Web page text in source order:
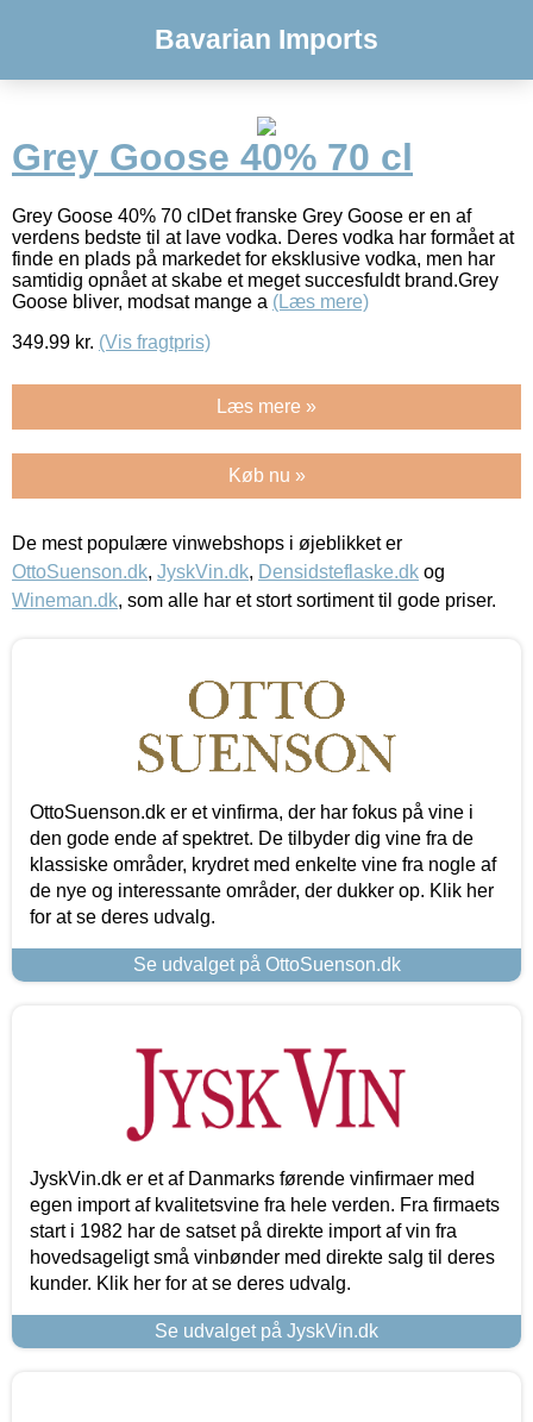
Bavarian Imports
Grey Goose 40% 70 cl
Grey Goose 40% 70 clDet franske Grey Goose er en af
verdens bedste til at lave vodka. Deres vodka har formået at
finde en plads på markedet for eksklusive vodka, men har
samtidig opnået at skabe et meget succesfuldt brand.Grey
Goose bliver, modsat mange a (Læs mere)
349.99 kr. (Vis fragtpris)
Læs mere »
Køb nu »
De mest populære vinwebshops i øjeblikket er
OttoSuenson.dk, JyskVin.dk, Densidsteflaske.dk og
Wineman.dk, som alle har et stort sortiment til gode priser.
OttoSuenson.dk er et vinfirma, der har fokus på vine i
den gode ende af spektret. De tilbyder dig vine fra de
klassiske områder, krydret med enkelte vine fra nogle af
de nye og interessante områder, der dukker op. Klik her
for at se deres udvalg.
Se udvalget på OttoSuenson.dk
JyskVin.dk er et af Danmarks førende vinfirmaer med
egen import af kvalitetsvine fra hele verden. Fra firmaets
start i 1982 har de satset på direkte import af vin fra
hovedsageligt små vinbønder med direkte salg til deres
kunder. Klik her for at se deres udvalg.
Se udvalget på JyskVin.dk